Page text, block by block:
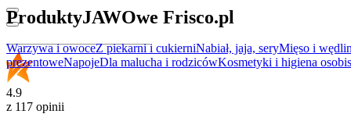
Warzywa i owoceZ piekarni i cukierniNabiał, jaja, seryMięso i
prezentoweNapojeDla malucha i rodzicówKosmetyki i higiena
ProduktyJAWOwe Frisco.pl
4.9
z 117 opinii